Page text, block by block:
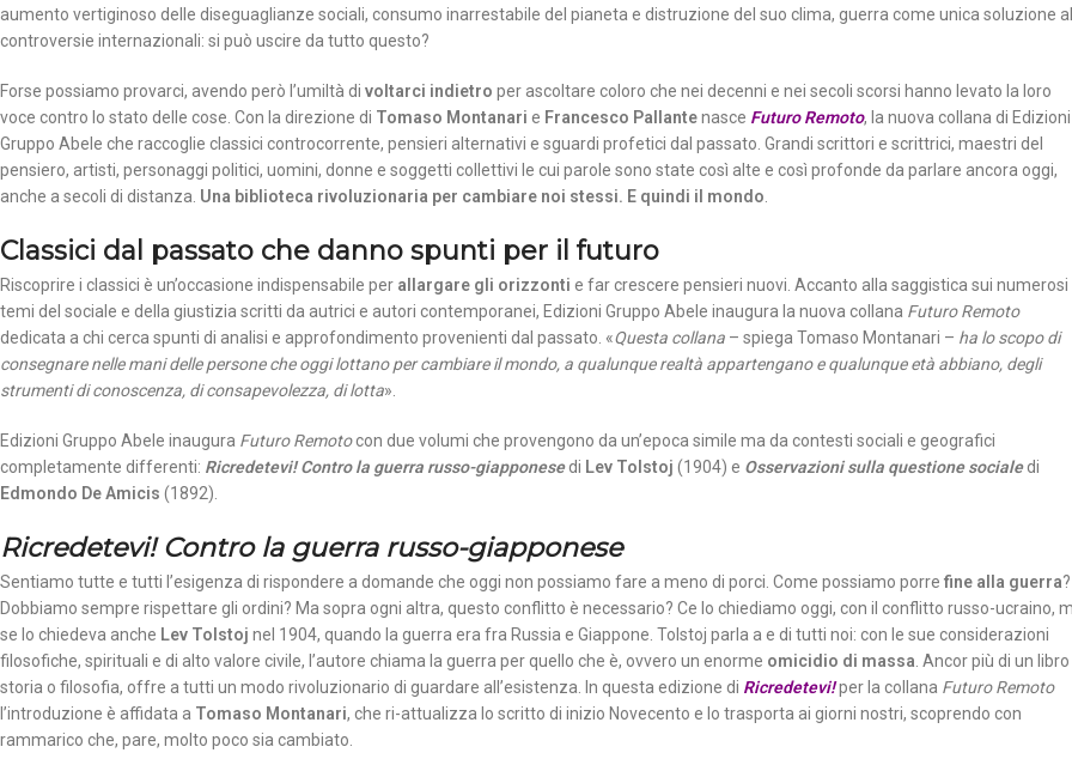
aumento vertiginoso delle diseguaglianze sociali, consumo inarrestabile del pianeta e distruzione del suo clima, guerra come unica soluzione
controversie internazionali: si può uscire da tutto questo?
Forse possiamo provarci, avendo però l’umiltà di voltarci indietro per ascoltare coloro che nei decenni e nei secoli scorsi hanno levato la loro
voce contro lo stato delle cose. Con la direzione di Tomaso Montanari e Francesco Pallantenasce Futuro Remoto, la nuova collana di Edizioni
Gruppo Abele che raccoglie classici controcorrente, pensieri alternativi e sguardi profetici dal passato. Grandi scrittori e scrittrici, maestri del
pensiero, artisti, personaggi politici, uomini, donne e soggetti collettivi le cui parole sono state così alte e così profonde da parlare ancora oggi,
anche a secoli di distanza. Una biblioteca rivoluzionaria per cambiare noi stessi. E quindi il mondo.
Classici dal passato che danno spunti per il futuro
Riscoprire i classici è un’occasione indispensabile per allargare gli orizzonti e far crescere pensieri nuovi. Accanto alla saggistica sui numerosi
temi del sociale e della giustizia scritti da autrici e autori contemporanei, Edizioni Gruppo Abele inaugura la nuova collana Futuro Remoto
dedicata a chi cerca spunti di analisi e approfondimento provenienti dal passato. «Questa collana – spiega Tomaso Montanari – ha lo scopo di
consegnare nelle mani delle persone che oggi lottano per cambiare il mondo, a qualunque realtà appartengano e qualunque età abbiano, degli
strumenti di conoscenza, di consapevolezza, di lotta».
Edizioni Gruppo Abele inaugura Futuro Remotocon due volumi che provengono da un’epoca simile ma da contesti sociali e geografici
completamente differenti: Ricredetevi! Contro la guerra russo-giapponesedi Lev Tolstoj (1904) e Osservazioni sulla questione socialedi
Edmondo De Amicis (1892).
Ricredetevi! Contro la guerra russo-giapponese
Sentiamo tutte e tutti l’esigenza di rispondere a domande che oggi non possiamo fare a meno di porci. Come possiamo porre fine alla guerra?
Dobbiamo sempre rispettare gli ordini? Ma sopra ogni altra, questo conflitto è necessario? Ce lo chiediamo oggi, con il conflitto russo-ucraino,
se lo chiedeva anche Lev Tolstoj nel 1904, quando la guerra era fra Russia e Giappone. Tolstoj parla a e di tutti noi: con le sue considerazioni
filosofi­che, spirituali e di alto valore civile, l’autore chiama la guerra per quello che è, ovvero un enorme omicidio di massa. Ancor più di un
storia o filosofia, offre a tutti un modo rivoluzionario di guardare all’esistenza. In questa edizione di Ricredetevi!per la collana Futuro Remoto
l’introduzione è affidata a Tomaso Montanari, che ri-attualizza lo scritto di inizio Novecento e lo trasporta ai giorni nostri, scoprendo con
rammarico che, pare, molto poco sia cambiato.